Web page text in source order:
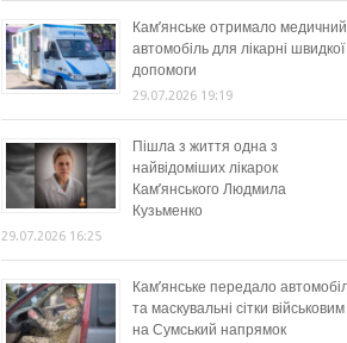
Кам’янське отримало медичний
автомобіль для лікарні швидкої
допомоги
29.07.2026 19:19
Пішла з життя одна з
найвідоміших лікарок
Кам’янського Людмила
Кузьменко
29.07.2026 16:25
Кам’янське передало
та маскувальні сітки військовим
на Сумський напрямок